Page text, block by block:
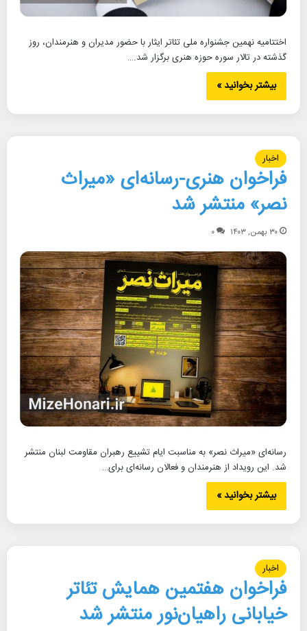
اختتامیه نهمین جشنواره ملی تئاتر ایثار با حضور مدیران و هنرمندان، روز
گذشته در تالار سوره حوزه هنری برگزار شد.…
بیشتر بخوانید »
اخبار
فراخوان هنری-رسانه‌ای «میراث
نصر» منتشر شد
۳۰ بهمن, ۱۴۰۳ ۰
رسانه‌ای «میراث نصر» به مناسبت ایام تشییع رهبران مقاومت لبنان منتشر
شد. این رویداد از هنرمندان و فعالان رسانه‌ای برای…
بیشتر بخوانید »
اخبار
فراخوان هفتمین همایش تئاتر
خیابانی راهیان‌نور منتشر شد